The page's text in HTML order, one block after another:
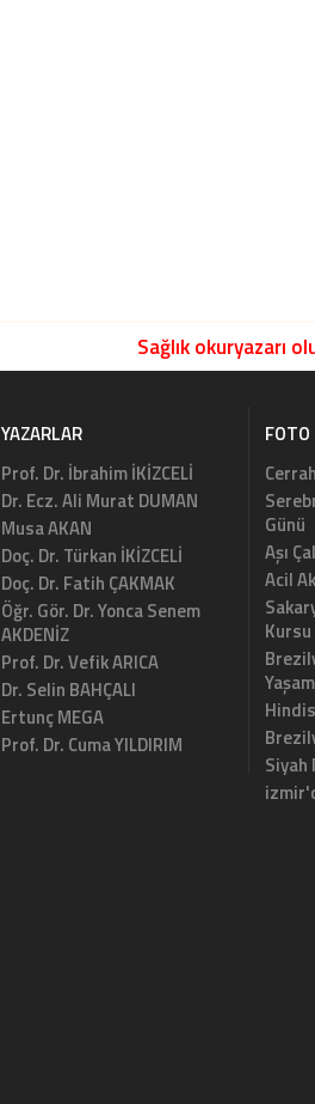
Sağlık okuryazarı
YAZARLAR
Prof. Dr. İbrahim İKİZCELİ
Dr. Ecz. Ali Murat DUMAN
Musa AKAN
Doç. Dr. Türkan İKİZCELİ
Doç. Dr. Fatih ÇAKMAK
Öğr. Gör. Dr. Yonca Senem
AKDENİZ
Prof. Dr. Vefik ARICA
Dr. Selin BAHÇALI
Ertunç MEGA
Prof. Dr. Cuma YILDIRIM
FOTO
Günü
Aşı
Acil
Kursu
Yaşam